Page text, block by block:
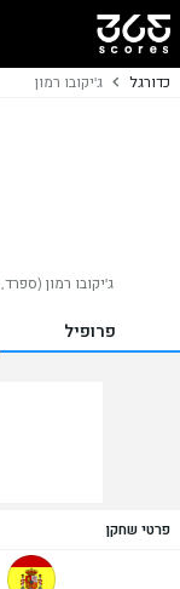
כדורגל ג'יקובו רמון
ג'יקובו רמון (ספרד, 21) הוא שחקן כדורגל ,כרגע משחק בקומו, איטליה.
פרופיל
פרטי שחקן